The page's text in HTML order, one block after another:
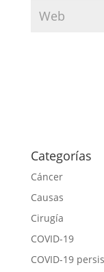
Categorías
Cáncer
Causas
Cirugía
COVID-19
COVID-19